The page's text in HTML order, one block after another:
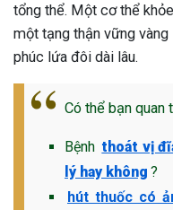
tổng thể. Một cơ thể
một tạng thận vững vàng
phúc lứa đôi dài lâu.
Có thể bạn quan
Bệnh thoát vị
lý hay không ?
hút thuốc có